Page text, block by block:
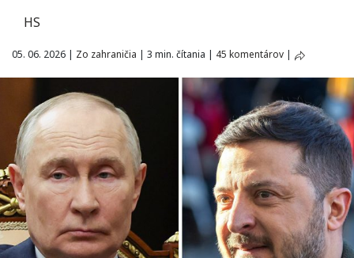
HS
05. 06. 2026 | Zo zahraničia | 3 min. čítania | 45 komentárov |